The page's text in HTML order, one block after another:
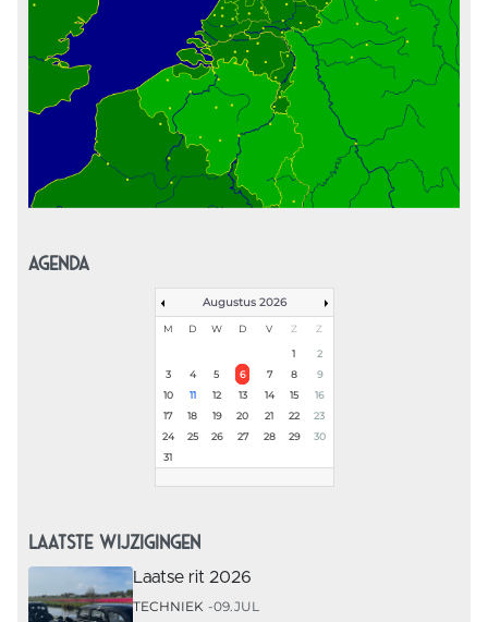
AGENDA
Augustus 2026
M D W D V Z Z
1
2
3
4 5 6 7 8
9
10
11 12 13 14 15
16
17
18 19 20 21 22
23
24
25 26 27 28 29
30
31
LAATSTE WIJZIGINGEN
Laatse rit 2026
TECHNIEK 09.JUL